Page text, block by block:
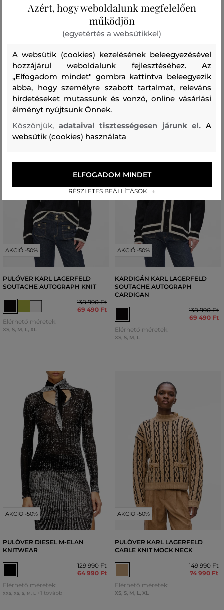
29 490 Ft
Elérhető méretek:
XS, S, +1 további
PULÓVER CAMEL ACTIVE
KNITWEAR
29 490 Ft
Elérhető méretek:
XS, S M, L, XL
AKCIÓ -50%
PULÓVER KARL LAGERFELD
SOUTACHE AUTOGRAPH KNIT
138 990 Ft
69 490 Ft
Elérhető méretek:
XS, S, M, L, XL
AKCIÓ -50%
KARDIGÁN KARL LAGERFELD
SOUTACHE AUTOGRAPH
CARDIGAN
138 990 Ft
69 490 Ft
Elérhető méretek:
XS, S, M, L
AKCIÓ -50%
PULÓVER DIESEL M-ELAN
KNITWEAR
129 990 Ft
64 990 Ft
Elérhető méretek:
XXS, XS, S, M L +1 további
AKCIÓ -50%
PULÓVER KARL LAGERFELD
CABLE KNIT MOCK NECK
149 990 Ft
74 990 Ft
Elérhető méretek:
XS, S, M, L, XL
Azért, hogy weboldalunk megfelelően
működjön
(egyetértés a websütikkel)
A websütik (cookies) kezelésének beleegyezésével
hozzájárul weboldalunk fejlesztéséhez. Az
„Elfogadom mindet" gombra kattintva beleegyezik
abba, hogy személyre szabott tartalmat, releváns
hirdetéseket mutassunk és vonzó, online vásárlási
élményt nyújtsunk Önnek.
Köszönjük, adataival tisztességesen járunk el.A
websütik (cookies) használata
RÉSZLETES BEÁLLÍTÁSOK
ELFOGADOM MINDET